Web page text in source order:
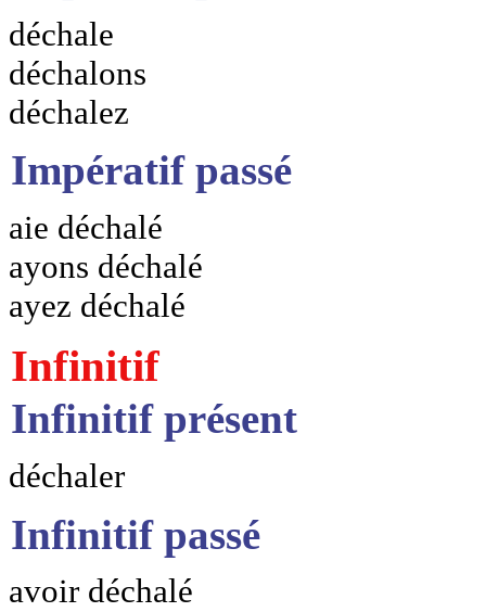
déchale
déchalons
déchalez
Impératif passé
aie déchalé
ayons déchalé
ayez déchalé
Infinitif
Infinitif présent
déchaler
Infinitif passé
avoir déchalé